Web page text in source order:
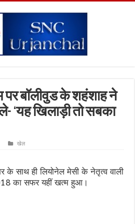
पर बॉलीवुड के शहंशाह ने
‘यह खिलाड़ी तो सबका
खेल
के साथ ही लियोनेल मेसी के नेतृत्व वाली
का सफर यहीं खत्म हुआ।